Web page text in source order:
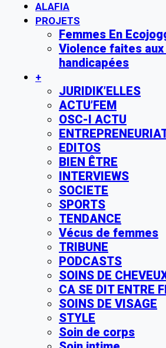
ALAFIA
PROJETS
Femmes En
Violence faites
handicapées
+
JURIDIK’ELLES
ACTU’FEM
OSC-I ACTU
EDITOS
BIEN ÊTRE
INTERVIEWS
SOCIETE
SPORTS
TENDANCE
Vécus de femmes
TRIBUNE
PODCASTS
SOINS DE
CA SE DIT ENTRE
SOINS DE VISAGE
STYLE
Soin de corps